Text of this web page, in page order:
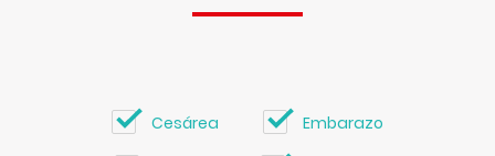
Cesárea Embarazo